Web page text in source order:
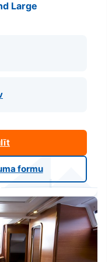
Large
formu